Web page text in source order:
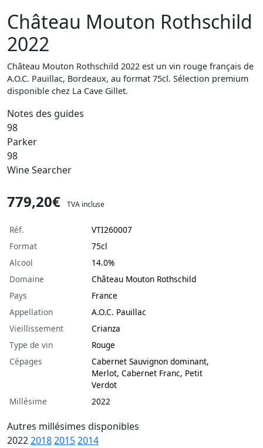
Château Mouton Rothschild
2022
Château Mouton Rothschild 2022 est un vin rouge français de
A.O.C. Pauillac, Bordeaux, au format 75cl. Sélection premium
disponible chez La Cave Gillet.
Notes des guides
98
Parker
98
Wine Searcher
779,20€ TVA incluse
Réf.
VTI260007
Format
75cl
Alcool
14.0%
Domaine
Château Mouton Rothschild
Pays
France
Appellation
A.O.C. Pauillac
Vieillissement
Crianza
Type de vin
Rouge
Cépages
Cabernet Sauvignon dominant,
Merlot, Cabernet Franc, Petit
Verdot
Millésime
2022
Autres millésimes disponibles
2022201820152014